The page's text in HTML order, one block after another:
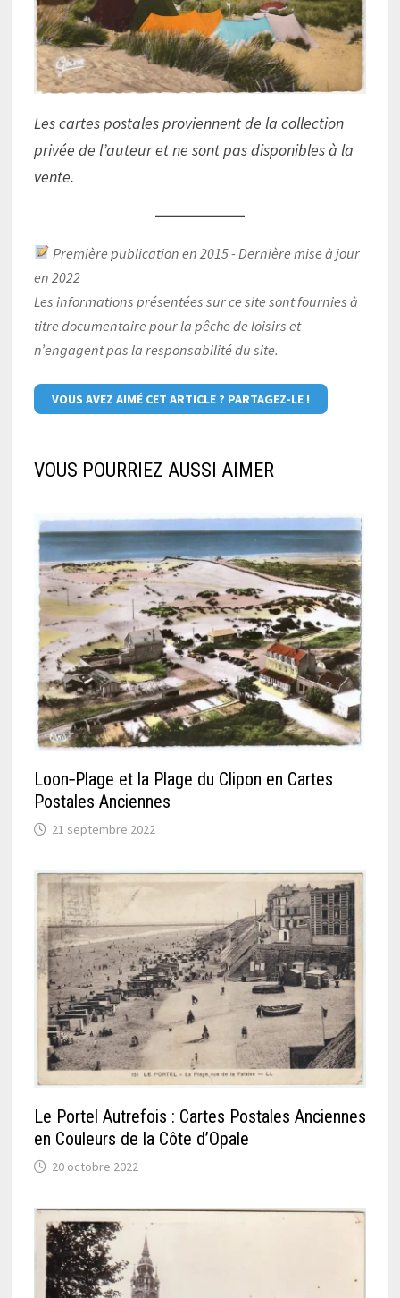
Les cartes postales proviennent de la collection
privée de l’auteur et ne sont pas disponibles à la
vente.
Première publication en 2015 - Dernière mise à jour
en 2022
Les informations présentées sur ce site sont fournies à
titre documentaire pour la pêche de loisirs et
n’engagent pas la responsabilité du site.
VOUS AVEZ AIMÉ CET ARTICLE ? PARTAGEZ-LE !
VOUS POURRIEZ AUSSI AIMER
Loon‑Plage et la Plage du Clipon en Cartes
Postales Anciennes
21 septembre 2022
Le Portel Autrefois : Cartes Postales Anciennes
en Couleurs de la Côte d’Opale
20 octobre 2022